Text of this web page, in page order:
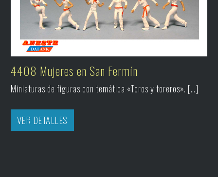
4408 Mujeres en San Fermín
Miniaturas de figuras con temática «Toros y toreros». […]
VER DETALLES